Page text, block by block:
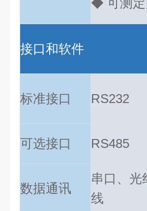
◆ 可测定
接口和软件
标准接口 RS232
可选接口 RS485
数据通讯
串口、光
线